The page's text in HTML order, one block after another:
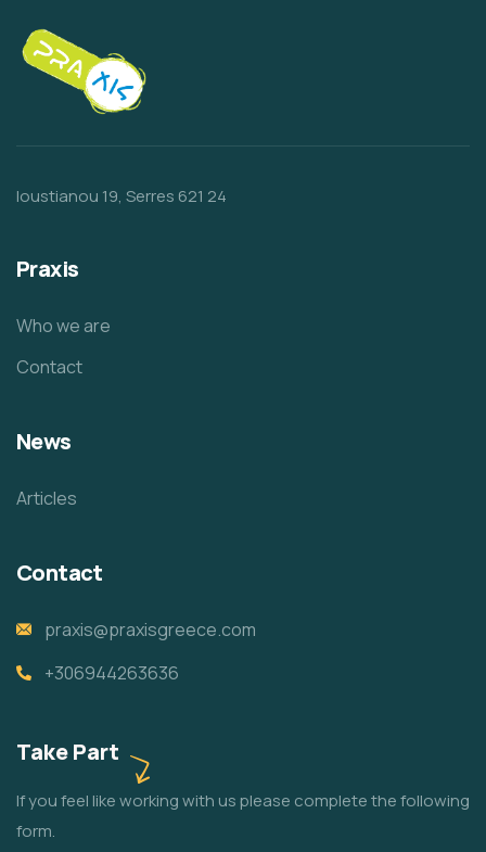
Ioustianou 19, Serres 621 24
Praxis
Who we are
Contact
News
Articles
Contact
praxis@praxisgreece.com
+306944263636
Take Part
If you feel like working with us please complete the following
form.